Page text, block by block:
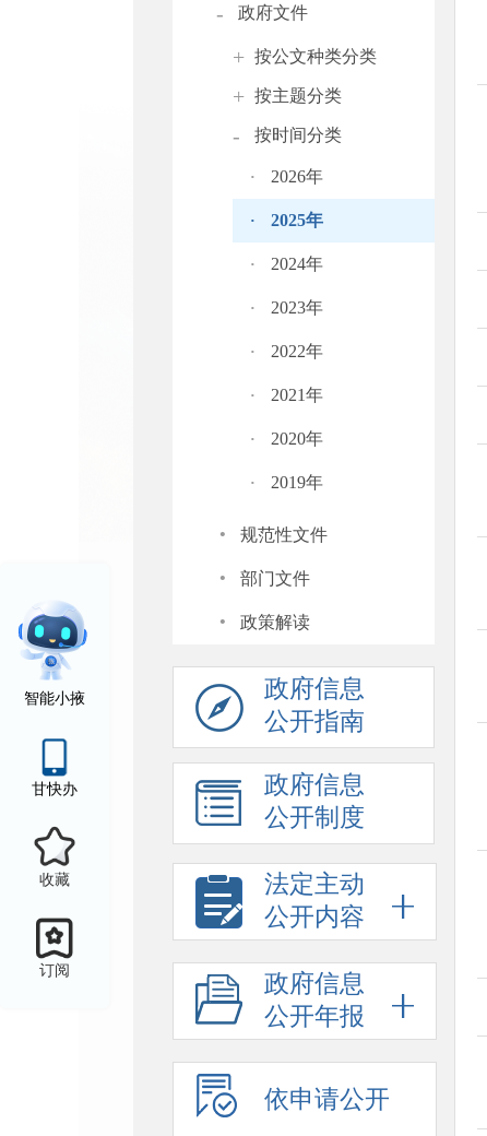
智能小掖
甘快办
收藏
订阅
- 政府文件
+ 按公文种类分类
+ 按主题分类
- 按时间分类
· 2026年
· 2025年
· 2024年
· 2023年
· 2022年
· 2021年
· 2020年
· 2019年
· 规范性文件
· 部门文件
· 政策解读
政府信息
公开指南
政府信息
公开制度
法定主动
公开内容
政府信息
公开年报
依申请公开